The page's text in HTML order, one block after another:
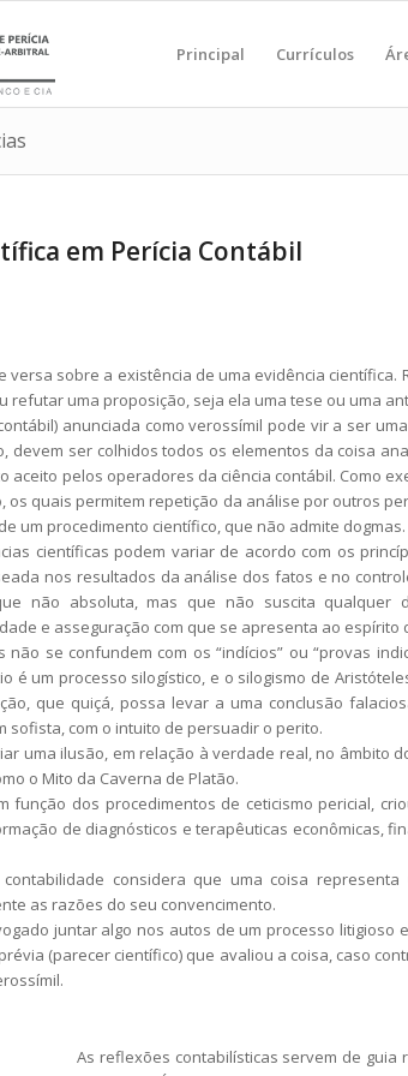
Principal Currículos
em Perícia Contábil
versa sobre a existência de uma evidência
refutar uma proposição, seja ela uma tese ou uma
anunciada como verossímil pode vir a ser
devem ser colhidos todos os elementos da coisa
aceito pelos operadores da ciência contábil. Como
os quais permitem repetição da análise por outros
um procedimento científico, que não admite dogmas.
científicas podem variar de acordo com os
nos resultados da análise dos fatos e no
não absoluta, mas que não suscita qualquer
e asseguração com que se apresenta ao espírito
não se confundem com os “indícios” ou “provas
é um processo silogístico, e o silogismo de
que quiçá, possa levar a uma conclusão
sofista, com o intuito de persuadir o perito.
uma ilusão, em relação à verdade real, no âmbito
o Mito da Caverna de Platão.
função dos procedimentos de ceticismo pericial,
de diagnósticos e terapêuticas econômicas,
considera que uma coisa
as razões do seu convencimento.
juntar algo nos autos de um processo litigioso
(parecer científico) que avaliou a coisa, caso
As reflexões contabilísticas servem de